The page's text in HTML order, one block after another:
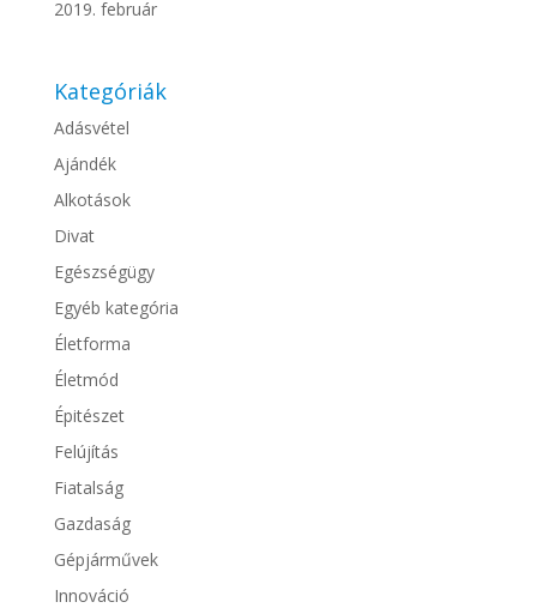
2019. február
Kategóriák
Adásvétel
Ajándék
Alkotások
Divat
Egészségügy
Egyéb kategória
Életforma
Életmód
Épitészet
Felújítás
Fiatalság
Gazdaság
Gépjárművek
Innováció